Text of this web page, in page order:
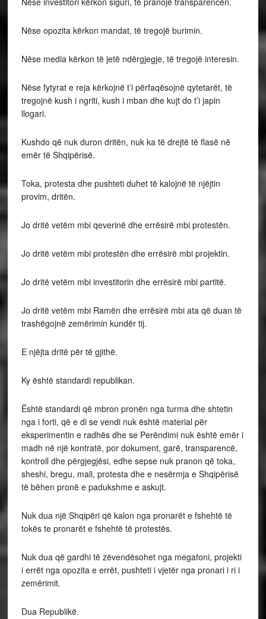
Nëse opozita kërkon mandat, të tregojë burimin.
Nëse media kërkon të jetë ndërgjegje, të tregojë interesin.
Nëse fytyrat e reja kërkojnë t’i përfaqësojnë qytetarët, të
tregojnë kush i ngriti, kush i mban dhe kujt do t’i japin
llogari.
Kushdo që nuk duron dritën, nuk ka të drejtë të flasë në
emër të Shqipërisë.
Toka, protesta dhe pushteti duhet të kalojnë të njëjtin
provim, dritën.
Jo dritë vetëm mbi qeverinë dhe errësirë mbi protestën.
Jo dritë vetëm mbi protestën dhe errësirë mbi projektin.
Jo dritë vetëm mbi investitorin dhe errësirë mbi partitë.
Jo dritë vetëm mbi Ramën dhe errësirë mbi ata që duan të
trashëgojnë zemërimin kundër tij.
E njëjta dritë për të gjithë.
Ky është standardi republikan.
Është standardi që mbron pronën nga turma dhe shtetin
nga i forti, që e di se vendi nuk është material për
eksperimentin e radhës dhe se Perëndimi nuk është emër i
madh në një kontratë, por dokument, garë, transparencë,
kontroll dhe përgjegjësi, edhe sepse nuk pranon që toka,
sheshi, bregu, mali, protesta dhe e nesërmja e Shqipërisë
të bëhen pronë e padukshme e askujt.
Nuk dua një Shqipëri që kalon nga pronarët e fshehtë të
tokës te pronarët e fshehtë të protestës.
Nuk dua që gardhi të zëvendësohet nga megafoni, projekti
i errët nga opozita e errët, pushteti i vjetër nga pronari i ri i
zemërimit.
Dua Republikë.